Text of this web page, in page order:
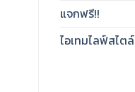
แจกฟรี!!
ไอเทมไลฟ์สไตล์